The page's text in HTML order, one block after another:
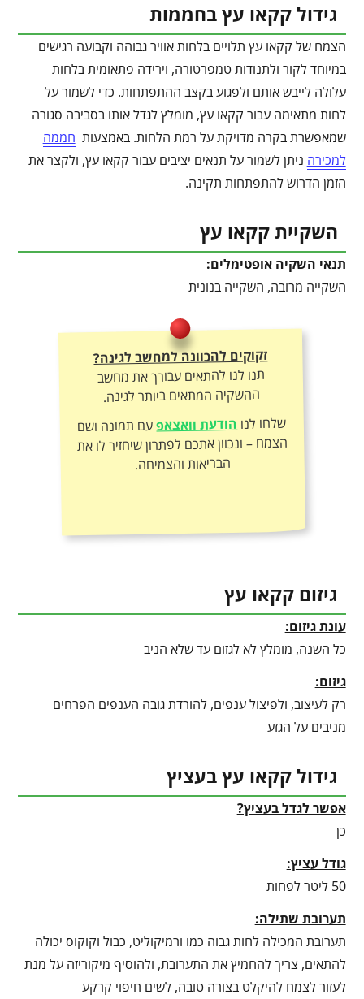
גידול קקאו עץ בחממות
הצמח של קקאו עץ תלויים בלחות אוויר גבוהה וקבועה רגישים
במיוחד לקור ולתנודות טמפרטורה, וירידה פתאומית בלחות
עלולה לייבש אותם ולפגוע בקצב ההתפתחות. כדי לשמור על
לחות מתאימה עבור קקאו עץ, מומלץ לגדל אותו בסביבה סגורה
שמאפשרת בקרה מדויקת על רמת הלחות. באמצעות חממה
למכירה ניתן לשמור על תנאים יציבים עבור קקאו עץ, ולקצר את
הזמן הדרוש להתפתחות תקינה.
השקיית קקאו עץ
תנאי השקיה אופטימלים:
השקייה מרובה, השקייה בנונית
זקוקים להכוונה למחשב לגינה?
תנו לנו להתאים עבורך את מחשב
ההשקיה המתאים ביותר לגינה.
שלחו לנוהודעת וואצאפעם תמונה ושם
הצמח – ונכוון אתכם לפתרון שיחזיר לו את
הבריאות והצמיחה.
גיזום קקאו עץ
עונת גיזום:
כל השנה, מומלץ לא לגזום עד שלא הניב
גיזום:
רק לעיצוב, ולפיצול ענפים, להורדת גובה הענפים הפרחים
מניבים על הגזע
גידול קקאו עץ בעציץ
אפשר לגדל בעציץ?
כן
גודל עציץ:
50 ליטר לפחות
תערובת שתילה:
תערובת המכילה לחות גבוה כמו ורמיקוליט, כבול וקוקוס יכולה
להתאים, צריך להחמיץ את התערובת, ולהוסיף מיקוריזה על מנת
לעזור לצמח להיקלט בצורה טובה, לשים חיפוי קרקע